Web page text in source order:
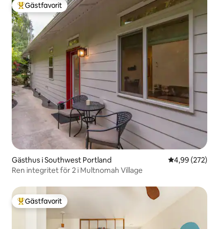
Populär gästfavorit
Gästfavorit
Gästhus i Southwest Portland 4,99 av 5 i
4,99 (272)
Ren integritet för 2 i Multnomah Village
Populär gästfavorit
Gästfavorit